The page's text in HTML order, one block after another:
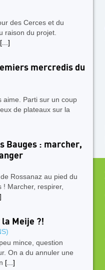
des Cerces et du
raison du projet.
[...]
mercredis du
aime. Parti sur un coup
de plateaux sur la
Bauges : marcher,
Rossanaz au pied du
Marcher, respirer,
Meije ?!
mince, question
On a du annuler une
[...]